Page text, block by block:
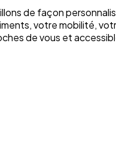
de façon
votre mobilité,
de vous et